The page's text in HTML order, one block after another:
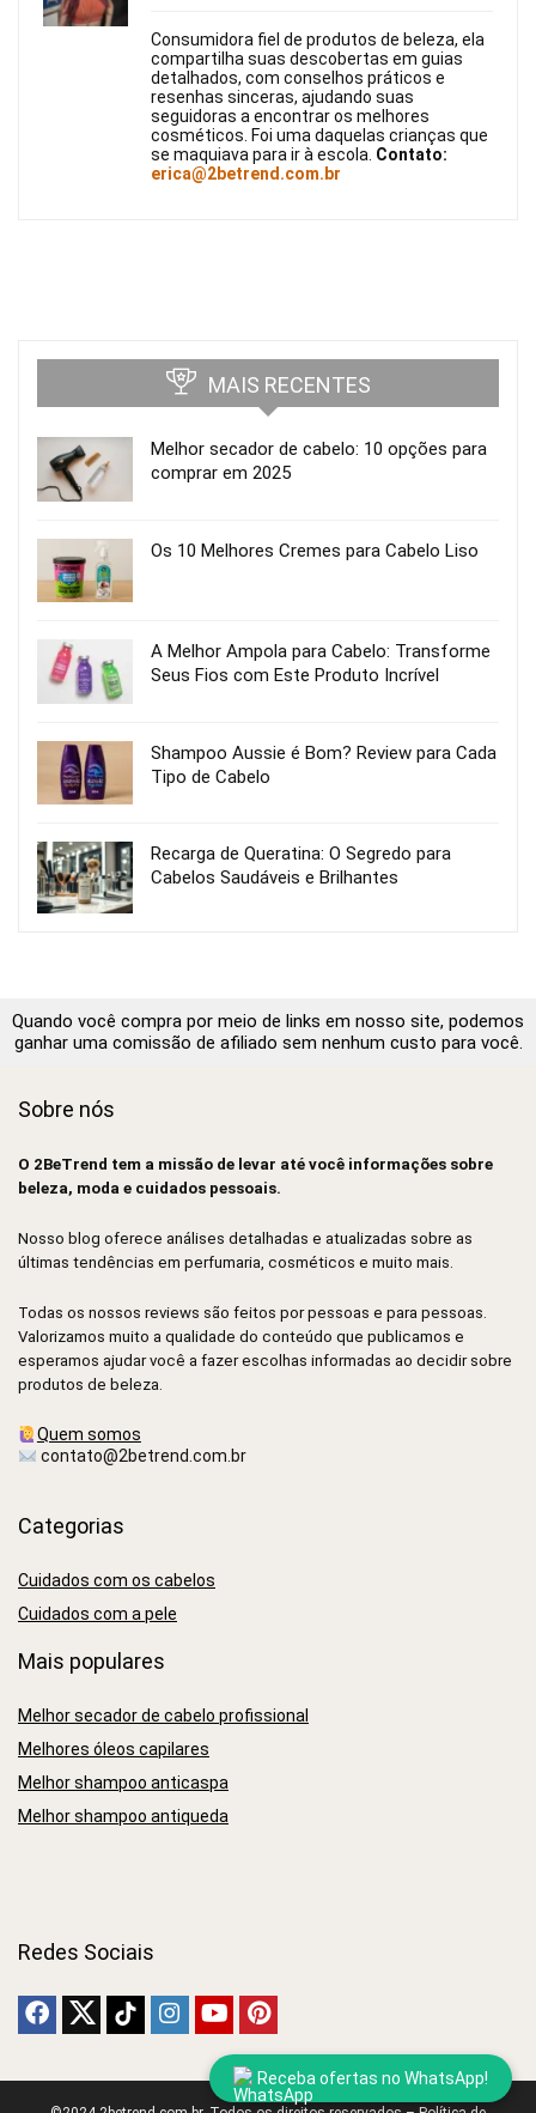
Receba ofertas no WhatsApp!
Consumidora fiel de produtos de beleza, ela
compartilha suas descobertas em guias
detalhados, com conselhos práticos e
resenhas sinceras, ajudando suas
seguidoras a encontrar os melhores
cosméticos. Foi uma daquelas crianças que
se maquiava para ir à escola. Contato:
erica@2betrend.com.br
MAIS RECENTES
Melhor secador de cabelo: 10 opções para
comprar em 2025
Os 10 Melhores Cremes para Cabelo Liso
A Melhor Ampola para Cabelo: Transforme
Seus Fios com Este Produto Incrível
Shampoo Aussie é Bom? Review para Cada
Tipo de Cabelo
Recarga de Queratina: O Segredo para
Cabelos Saudáveis e Brilhantes
Quando você compra por meio de links em nosso site, podemos
ganhar uma comissão de afiliado sem nenhum custo para você.
Sobre nós
O 2BeTrend tem a missão de levar até você informações sobre
beleza, moda e cuidados pessoais.
Nosso blog oferece análises detalhadas e atualizadas sobre as
últimas tendências em perfumaria, cosméticos e muito mais.
Todas os nossos reviews são feitos por pessoas e para pessoas.
Valorizamos muito a qualidade do conteúdo que publicamos e
esperamos ajudar você a fazer escolhas informadas ao decidir sobre
produtos de beleza.
Quem somos
contato@2betrend.com.br
Categorias
Cuidados com os cabelos
Cuidados com a pele
Mais populares
Melhor secador de cabelo profissional
Melhores óleos capilares
Melhor shampoo anticaspa
Melhor shampoo antiqueda
Redes Sociais